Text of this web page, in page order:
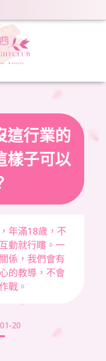
這行業的
樣子可以
年滿18歲，不
動就行瞜。一
係，我們會有
的教導，不會
戰。
20